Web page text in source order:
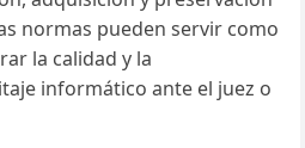
normas pueden servir como
la calidad y la
informático ante el juez o